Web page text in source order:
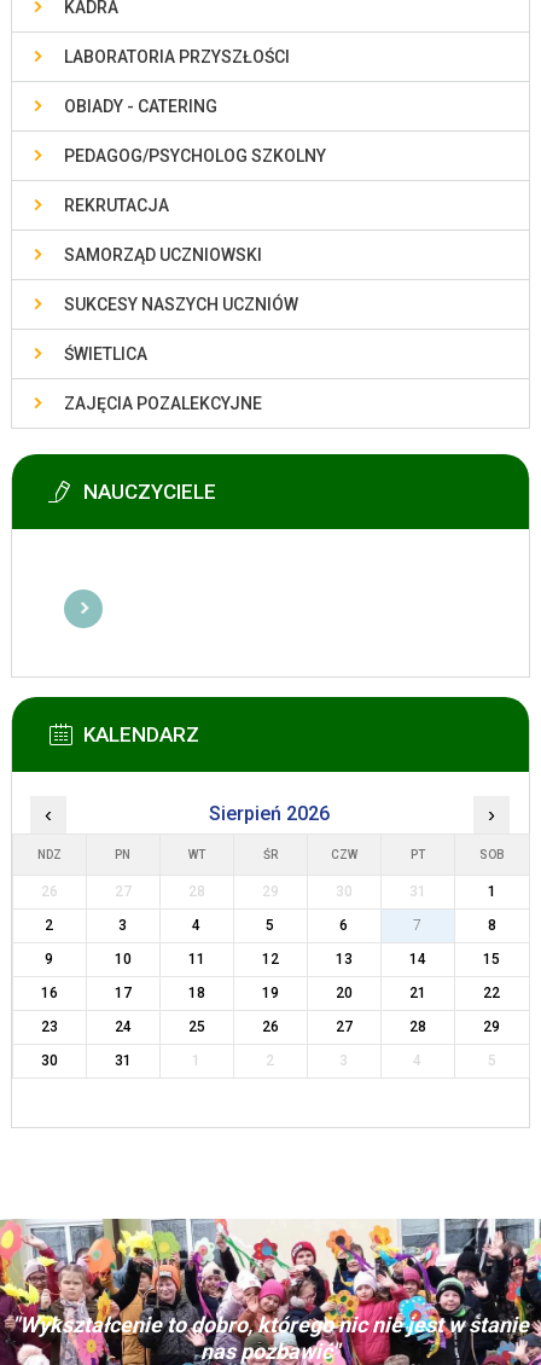
KADRA
LABORATORIA PRZYSZŁOŚCI
OBIADY - CATERING
PEDAGOG/PSYCHOLOG SZKOLNY
REKRUTACJA
SAMORZĄD UCZNIOWSKI
SUKCESY NASZYCH UCZNIÓW
ŚWIETLICA
ZAJĘCIA POZALEKCYJNE
NAUCZYCIELE
KALENDARZ
‹ Sierpień 2026 ›
NDZ PN WT ŚR CZW PT SOB
26 27 28 29 30 31
1
2
3 4 5 6 7
8
9
10 11 12 13 14
15
16
17 18 19 20 21
22
23
24 25 26 27 28
29
30
31 1 2 3 4 5
"Wykształcenie to dobro, którego nic nie jest w stanie
nas pozbawić"